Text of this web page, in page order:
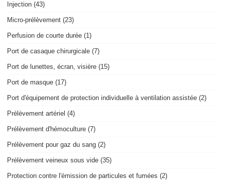
Injection (43)
Micro-prélèvement (23)
Perfusion de courte durée (1)
Port de casaque chirurgicale (7)
Port de lunettes, écran, visière (15)
Port de masque (17)
Port d'équipement de protection individuelle à ventilation assistée (2)
Prélèvement artériel (4)
Prélèvement d'hémoculture (7)
Prélèvement pour gaz du sang (2)
Prélèvement veineux sous vide (35)
Protection contre l'émission de particules et fumées (2)